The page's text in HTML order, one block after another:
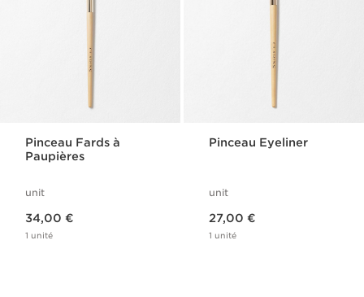
Pinceau Fards à
Paupières
unit
34,00 €
1 unité
Pinceau Eyeliner
unit
27,00 €
1 unité